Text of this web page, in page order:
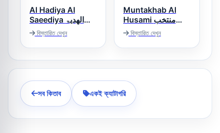
Al Hadiya Al
Saeediya الھدیۃ
السعیدیۃ
বিস্তারিত দেখুন
Muntakhab Al
Husami منتخب
الحسامی
বিস্তারিত দেখুন
সব কিতাব একই ক্যাটাগরি